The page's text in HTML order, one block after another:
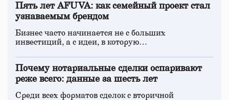
Пять лет AFUVA: как семейный проект стал
узнаваемым брендом
Бизнес часто начинается не с больших
инвестиций, а с идеи, в которую…
Почему нотариальные сделки оспаривают
реже всего: данные за шесть лет
Среди всех форматов сделок с вторичной